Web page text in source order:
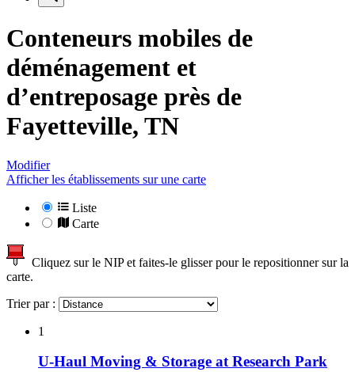
Conteneurs mobiles de
déménagement et
d’entreposage près de
Fayetteville, TN
Modifier
Afficher les établissements sur une carte
Liste
Carte
Cliquez sur le NIP et faites-le glisser pour le repositionner sur la
carte.
Trier par :
1
U-Haul Moving & Storage at Research Park